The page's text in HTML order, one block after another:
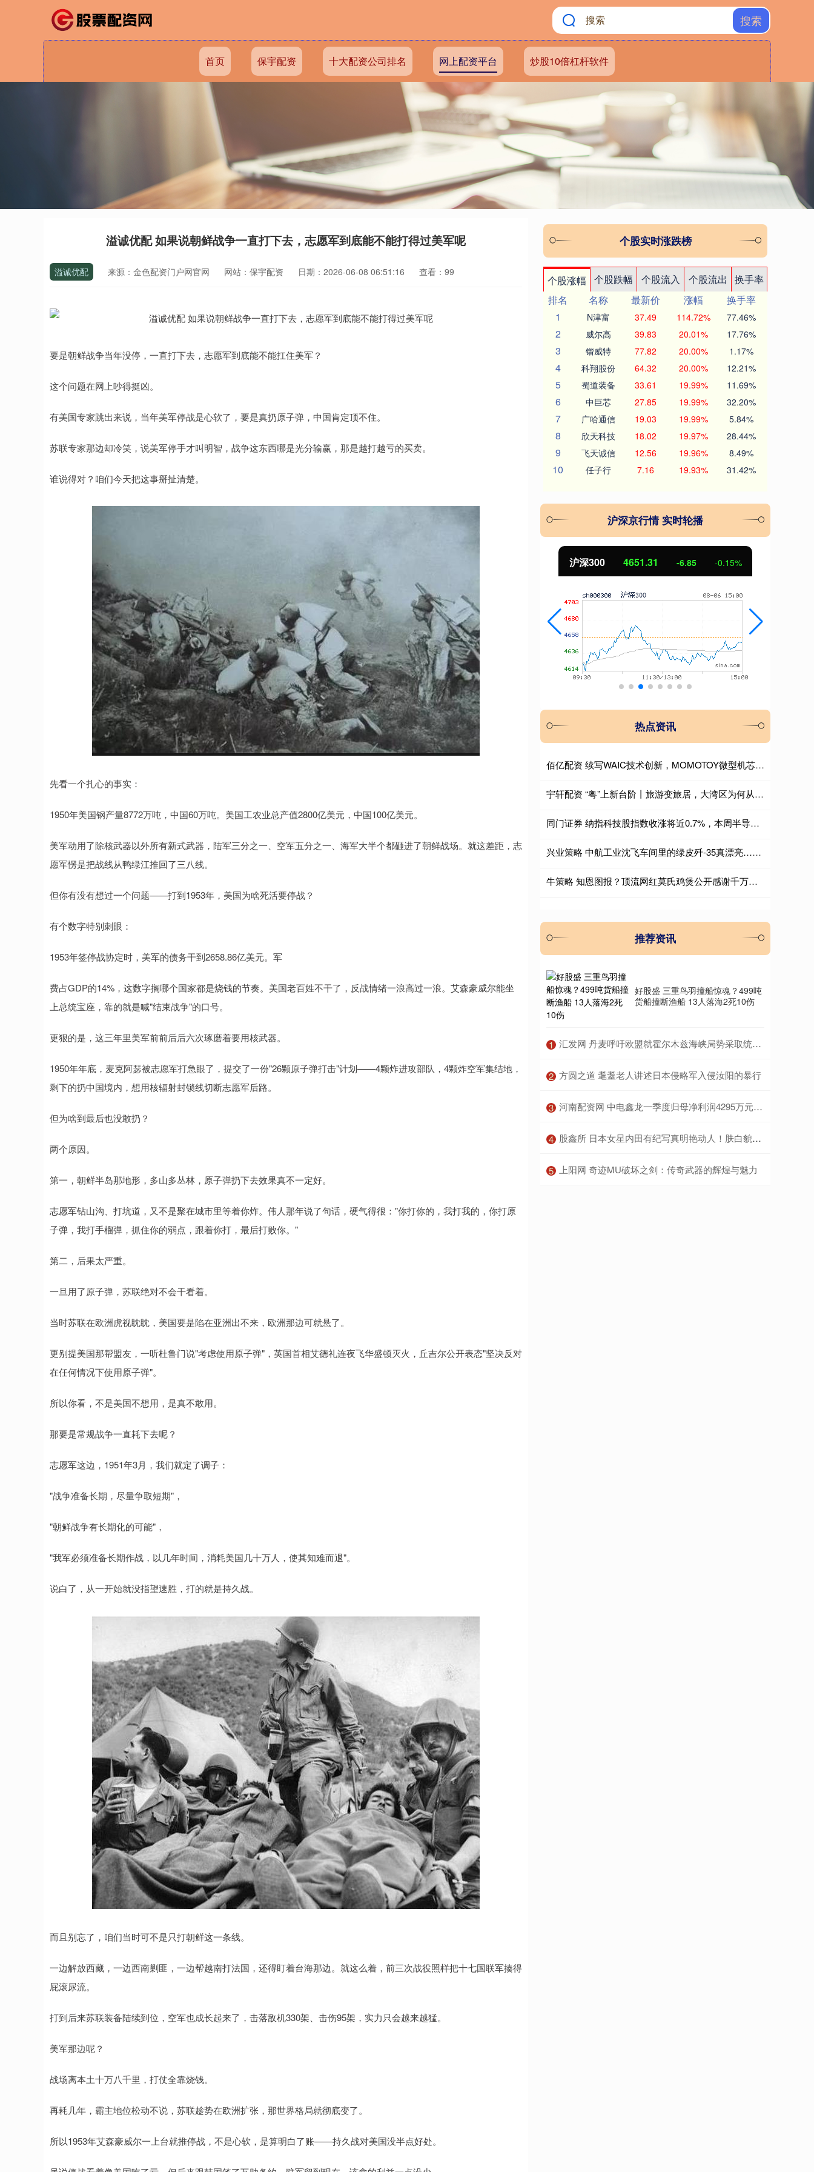
搜索
首页 保宇配资 十大配资公司排名 网上配资平台 炒股10倍杠杆软件
溢诚优配 如果说朝鲜战争一直打下去，志愿军到底能不能打得过美军呢
溢诚优配 来源：金色配资门户网官网 网站：保宇配资 日期：2026-06-08 06:51:16 查看：99
要是朝鲜战争当年没停，一直打下去，志愿军到底能不能扛住美军？
这个问题在网上吵得挺凶。
有美国专家跳出来说，当年美军停战是心软了，要是真扔原子弹，中国肯定顶不住。
苏联专家那边却冷笑，说美军停手才叫明智，战争这东西哪是光分输赢，那是越打越亏的买卖。
谁说得对？咱们今天把这事掰扯清楚。
先看一个扎心的事实：
1950年美国钢产量8772万吨，中国60万吨。美国工农业总产值2800亿美元，中国100亿美元。
美军动用了除核武器以外所有新式武器，陆军三分之一、空军五分之一、海军大半个都砸进了朝鲜战场。就这差距，志
愿军愣是把战线从鸭绿江推回了三八线。
但你有没有想过一个问题——打到1953年，美国为啥死活要停战？
有个数字特别刺眼：
1953年签停战协定时，美军的债务干到2658.86亿美元。军
费占GDP的14%，这数字搁哪个国家都是烧钱的节奏。美国老百姓不干了，反战情绪一浪高过一浪。艾森豪威尔能坐
上总统宝座，靠的就是喊"结束战争"的口号。
更狠的是，这三年里美军前前后后六次琢磨着要用核武器。
1950年年底，麦克阿瑟被志愿军打急眼了，提交了一份"26颗原子弹打击"计划——4颗炸进攻部队，4颗炸空军集结地，
剩下的扔中国境内，想用核辐射封锁线切断志愿军后路。
但为啥到最后也没敢扔？
两个原因。
第一，朝鲜半岛那地形，多山多丛林，原子弹扔下去效果真不一定好。
志愿军钻山沟、打坑道，又不是聚在城市里等着你炸。伟人那年说了句话，硬气得很："你打你的，我打我的，你打原
子弹，我打手榴弹，抓住你的弱点，跟着你打，最后打败你。"
第二，后果太严重。
一旦用了原子弹，苏联绝对不会干看着。
当时苏联在欧洲虎视眈眈，美国要是陷在亚洲出不来，欧洲那边可就悬了。
更别提美国那帮盟友，一听杜鲁门说"考虑使用原子弹"，英国首相艾德礼连夜飞华盛顿灭火，丘吉尔公开表态"坚决反对
在任何情况下使用原子弹"。
所以你看，不是美国不想用，是真不敢用。
那要是常规战争一直耗下去呢？
志愿军这边，1951年3月，我们就定了调子：
"战争准备长期，尽量争取短期"，
"朝鲜战争有长期化的可能"，
"我军必须准备长期作战，以几年时间，消耗美国几十万人，使其知难而退"。
说白了，从一开始就没指望速胜，打的就是持久战。
而且别忘了，咱们当时可不是只打朝鲜这一条线。
一边解放西藏，一边西南剿匪，一边帮越南打法国，还得盯着台海那边。就这么着，前三次战役照样把十七国联军揍得
屁滚尿流。
打到后来苏联装备陆续到位，空军也成长起来了，击落敌机330架、击伤95架，实力只会越来越猛。
美军那边呢？
战场离本土十万八千里，打仗全靠烧钱。
再耗几年，霸主地位松动不说，苏联趁势在欧洲扩张，那世界格局就彻底变了。
所以1953年艾森豪威尔一上台就推停战，不是心软，是算明白了账——持久战对美国没半点好处。
个股实时涨跌榜
个股涨幅 个股跌幅 个股流入 个股流出
换手率
排名
名称 最新价 涨幅
换手率
1
N津富 37.49 114.72% 77.46%
2 威尔高 39.83 20.01% 17.76%
3 锴威特 77.82 20.00% 1.17%
4 科翔股份 64.32 20.00% 12.21%
5 蜀道装备 33.61 19.99% 11.69%
6 中巨芯 27.85 19.99% 32.20%
7 广哈通信 19.03 19.99% 5.84%
8 欣天科技 18.02 19.97% 28.44%
9 飞天诚信 12.56 19.96% 8.49%
10 任子行 7.16 19.93% 31.42%
沪深京行情 实时轮播
上证指数 深证成指 沪深300 4651.31 -6.85 -0.15%
热点资讯
佰亿配资 续写WAIC技术创新，MOMOTOY微型机芯让科技贴近烟火日常
宇轩配资 “粤”上新台阶丨旅游变旅居，大湾区为何从“大卖场”变为全球创客“梦工厂”？
同门证券 纳指科技股指数收涨将近0.7%，本周半导体指数涨2.7%
兴业策略 中航工业沈飞车间里的绿皮歼-35真漂亮……👍💪😊[呲牙][大金
牛策略 知恩图报？顶流网红莫氏鸡煲公开感谢千万粉博主：带火我，债还清
推荐资讯
好股盛 三重鸟羽撞船惊魂？499吨
货船撞断渔船 13人落海2死10伤
1 ​汇发网 丹麦呼吁欧盟就霍尔木兹海峡局势采取统一应对措施
2 ​方圆之道 耄耋老人讲述日本侵略军入侵汝阳的暴行
3 ​河南配资网 中电鑫龙一季度归母净利润4295万元，同比增长1.7%
4 ​股鑫所 日本女星内田有纪写真明艳动人！肤白貌美性感撩人
5 ​上阳网 奇迹MU破坏之剑：传奇武器的辉煌与魅力